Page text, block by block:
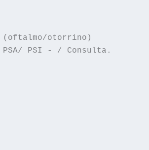
- (oftalmo/otorrino)
M/ PSA/ PSI - / Consulta.